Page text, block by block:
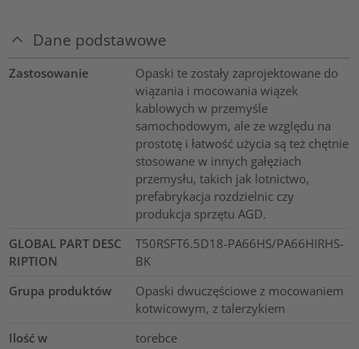
Dane podstawowe
Zastosowanie
Opaski te zostały zaprojektowane do
wiązania i mocowania wiązek
kablowych w przemyśle
samochodowym, ale ze względu na
prostotę i łatwość użycia są też chętnie
stosowane w innych gałęziach
przemysłu, takich jak lotnictwo,
prefabrykacja rozdzielnic czy
produkcja sprzętu AGD.
GLOBAL PART DESC
RIPTION
T50RSFT6.5D18-PA66HS/PA66HIRHS-
BK
Grupa produktów
Opaski dwuczęściowe z mocowaniem
kotwicowym, z talerzykiem
Ilość w
torebce